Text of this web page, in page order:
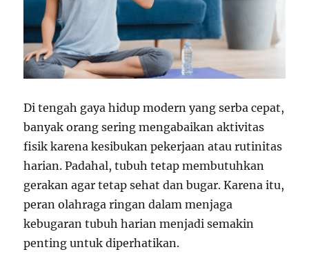
Di tengah gaya hidup modern yang serba cepat,
banyak orang sering mengabaikan aktivitas
fisik karena kesibukan pekerjaan atau rutinitas
harian. Padahal, tubuh tetap membutuhkan
gerakan agar tetap sehat dan bugar. Karena itu,
peran olahraga ringan dalam menjaga
kebugaran tubuh harian menjadi semakin
penting untuk diperhatikan.